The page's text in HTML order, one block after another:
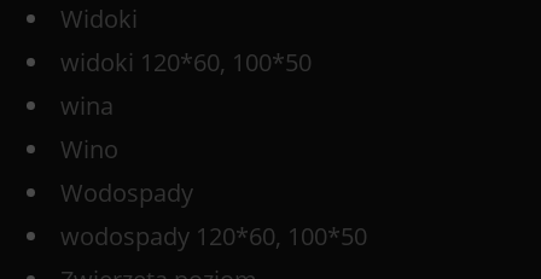
Widoki
widoki 120*60, 100*50
wina
Wino
Wodospady
wodospady 120*60, 100*50